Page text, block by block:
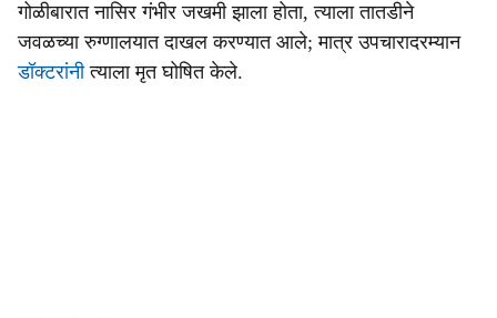
गोळीबारात नासिर गंभीर जखमी झाला होता, त्याला तातडीने
जवळच्या रुग्णालयात दाखल करण्यात आले; मात्र उपचारादरम्यान
डॉक्टरांनीत्याला मृत घोषित केले.